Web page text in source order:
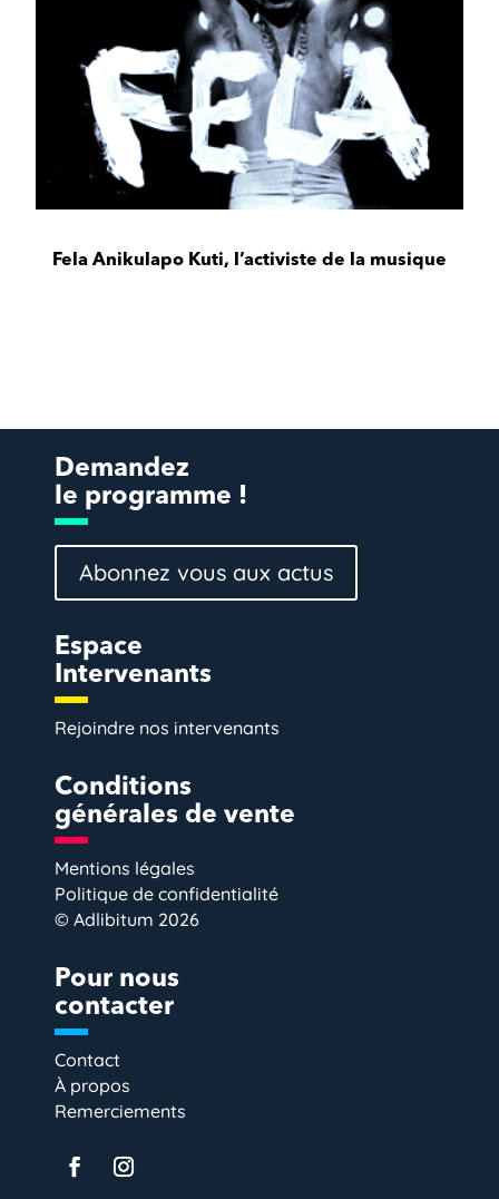
Fela Anikulapo Kuti, l’activiste de la musique
Demandez
le programme !
Abonnez vous aux actus
Espace
Intervenants
Rejoindre nos intervenants
Conditions
générales de vente
Mentions légales
Politique de confidentialité
© Adlibitum 2026
Pour nous
contacter
Contact
À propos
Remerciements